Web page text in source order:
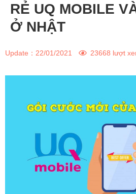
RẺ UQ MOBILE
Ở NHẬT
Update： 22/01/2021 23668 lượt